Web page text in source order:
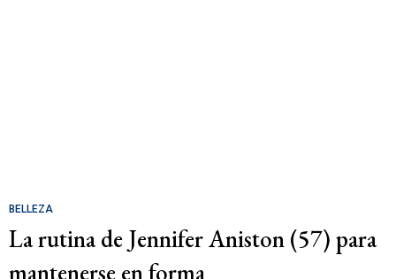
BELLEZA
La rutina de Jennifer Aniston (57) para
mantenerse en forma